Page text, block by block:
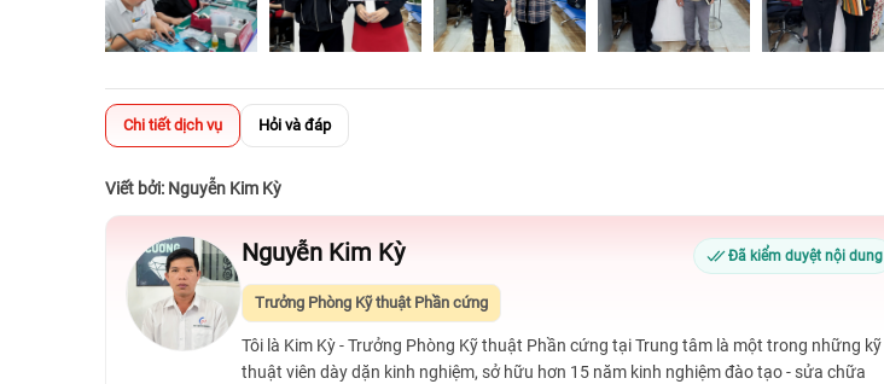
Chi tiết dịch vụ Hỏi và đáp
Viết bởi: Nguyễn Kim Kỳ
Nguyễn Kim Kỳ Đã kiểm duyệt nội dung
Trưởng Phòng Kỹ thuật Phần cứng
Tôi là Kim Kỳ - Trưởng Phòng Kỹ thuật Phần cứng tại Trung tâm là một trong những kỹ
thuật viên dày dặn kinh nghiệm, sở hữu hơn 15 năm kinh nghiệm đào tạo - sửa chữa